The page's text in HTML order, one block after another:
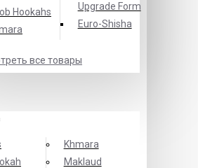
Hookahs
Upgrade Form
Еuro-Shisha
все товары
Khmara
Maklaud